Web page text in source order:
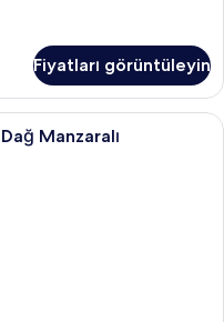
Fiyatları görüntüleyin
Tek Büyük Yataklı Oda,
Manzaralı